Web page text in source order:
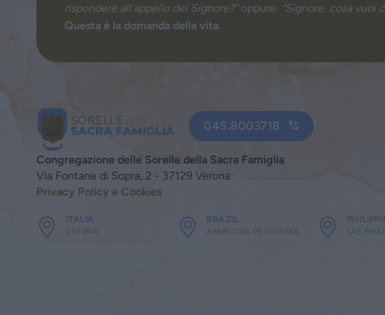
rispondere all’appello del Signore?”oppure: “Signore, cosa vuoi
Questa è la domanda della vita.
045.8003718
Congregazione delle Sorelle della Sacra Famiglia
Via Fontane di Sopra, 2 - 37129 Verona
Privacy Policy e Cookies
ITALIA
VERONA
BRAZIL
APARECIDA DE GOIÂNIA LAS